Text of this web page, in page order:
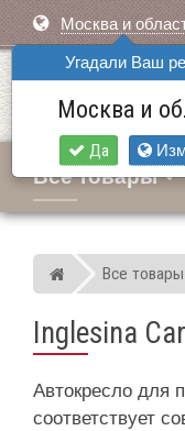
Москва и
Угадали Ваш
Москва и
Да
Все товары
Мир детских
Все товары
Inglesina
Автокресло для
соответствует